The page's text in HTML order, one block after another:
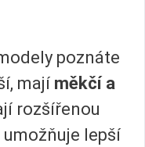
poznáte
mají měkčí a
rozšířenou
lepší